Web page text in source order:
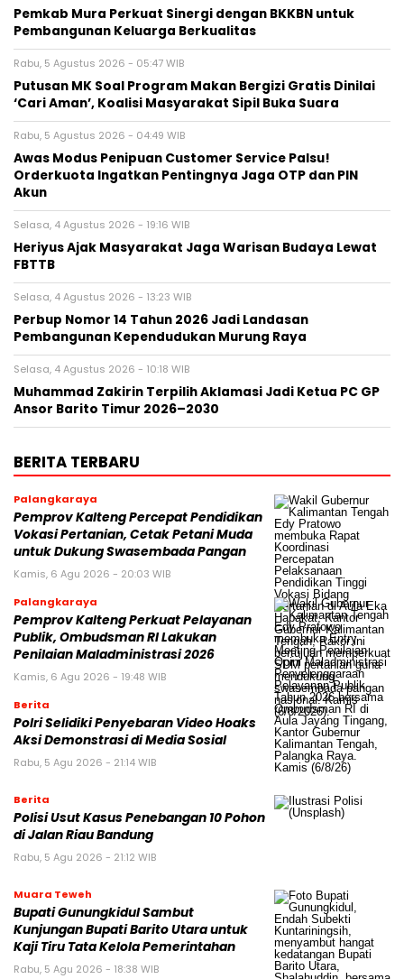
Pemkab Mura Perkuat Sinergi dengan BKKBN untuk
Pembangunan Keluarga Berkualitas
Rabu, 5 Agustus 2026 - 05:47 WIB
Putusan MK Soal Program Makan Bergizi Gratis Dinilai
‘Cari Aman’, Koalisi Masyarakat Sipil Buka Suara
Rabu, 5 Agustus 2026 - 04:49 WIB
Awas Modus Penipuan Customer Service Palsu!
Orderkuota Ingatkan Pentingnya Jaga OTP dan PIN
Akun
Selasa, 4 Agustus 2026 - 19:16 WIB
Heriyus Ajak Masyarakat Jaga Warisan Budaya Lewat
FBTTB
Selasa, 4 Agustus 2026 - 13:23 WIB
Perbup Nomor 14 Tahun 2026 Jadi Landasan
Pembangunan Kependudukan Murung Raya
Selasa, 4 Agustus 2026 - 10:18 WIB
Muhammad Zakirin Terpilih Aklamasi Jadi Ketua PC GP
Ansor Barito Timur 2026–2030
BERITA TERBARU
Palangkaraya
Pemprov Kalteng Percepat Pendidikan
Vokasi Pertanian, Cetak Petani Muda
untuk Dukung Swasembada Pangan
Kamis, 6 Agu 2026 - 20:03 WIB
Palangkaraya
Pemprov Kalteng Perkuat Pelayanan
Publik, Ombudsman RI Lakukan
Penilaian Maladministrasi 2026
Kamis, 6 Agu 2026 - 19:48 WIB
Berita
Polri Selidiki Penyebaran Video Hoaks
Aksi Demonstrasi di Media Sosial
Rabu, 5 Agu 2026 - 21:14 WIB
Berita
Polisi Usut Kasus Penebangan 10 Pohon
di Jalan Riau Bandung
Rabu, 5 Agu 2026 - 21:12 WIB
Muara Teweh
Bupati Gunungkidul Sambut
Kunjungan Bupati Barito Utara untuk
Kaji Tiru Tata Kelola Pemerintahan
Rabu, 5 Agu 2026 - 18:38 WIB